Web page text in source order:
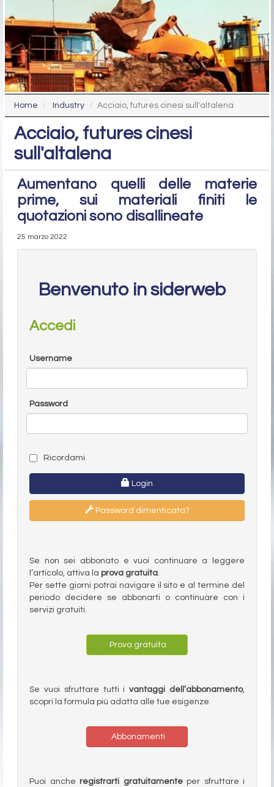
Home Industry Acciaio, futures cinesi sull'altalena
Acciaio, futures cinesi
sull'altalena
Aumentano quelli delle materie
prime, sui materiali finiti le
quotazioni sono disallineate
25 marzo 2022
Benvenuto in siderweb
Accedi
Username
Password
Ricordami
Login
Password dimenticata?
Se non sei abbonato e vuoi continuare a leggere
l’articolo, attiva la prova gratuita.
Per sette giorni potrai navigare il sito e al termine del
periodo decidere se abbonarti o continuare con i
servizi gratuiti.
Prova gratuita
Se vuoi sfruttare tutti ivantaggi dell’abbonamento,
scopri la formula più adatta alle tue esigenze.
Abbonamenti
Puoi anche registrarti gratuitamenteper sfruttare i